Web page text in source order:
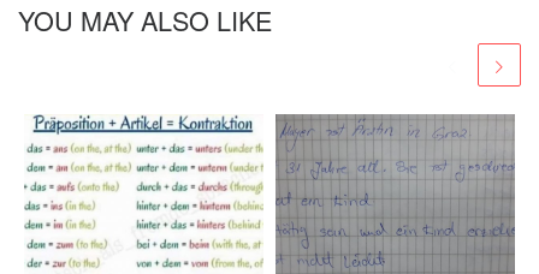
YOU MAY ALSO LIKE